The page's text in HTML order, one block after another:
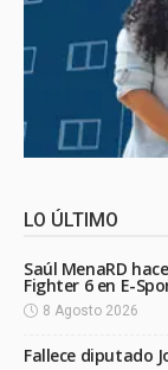
LO ÚLTIMO
Saúl MenaRD
Fighter 6 en E-
8 Agosto 2026
Fallece diputado